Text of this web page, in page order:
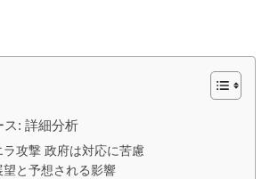
ス: 詳細分析
ラ攻撃 政府は対応に苦慮
望と予想される影響